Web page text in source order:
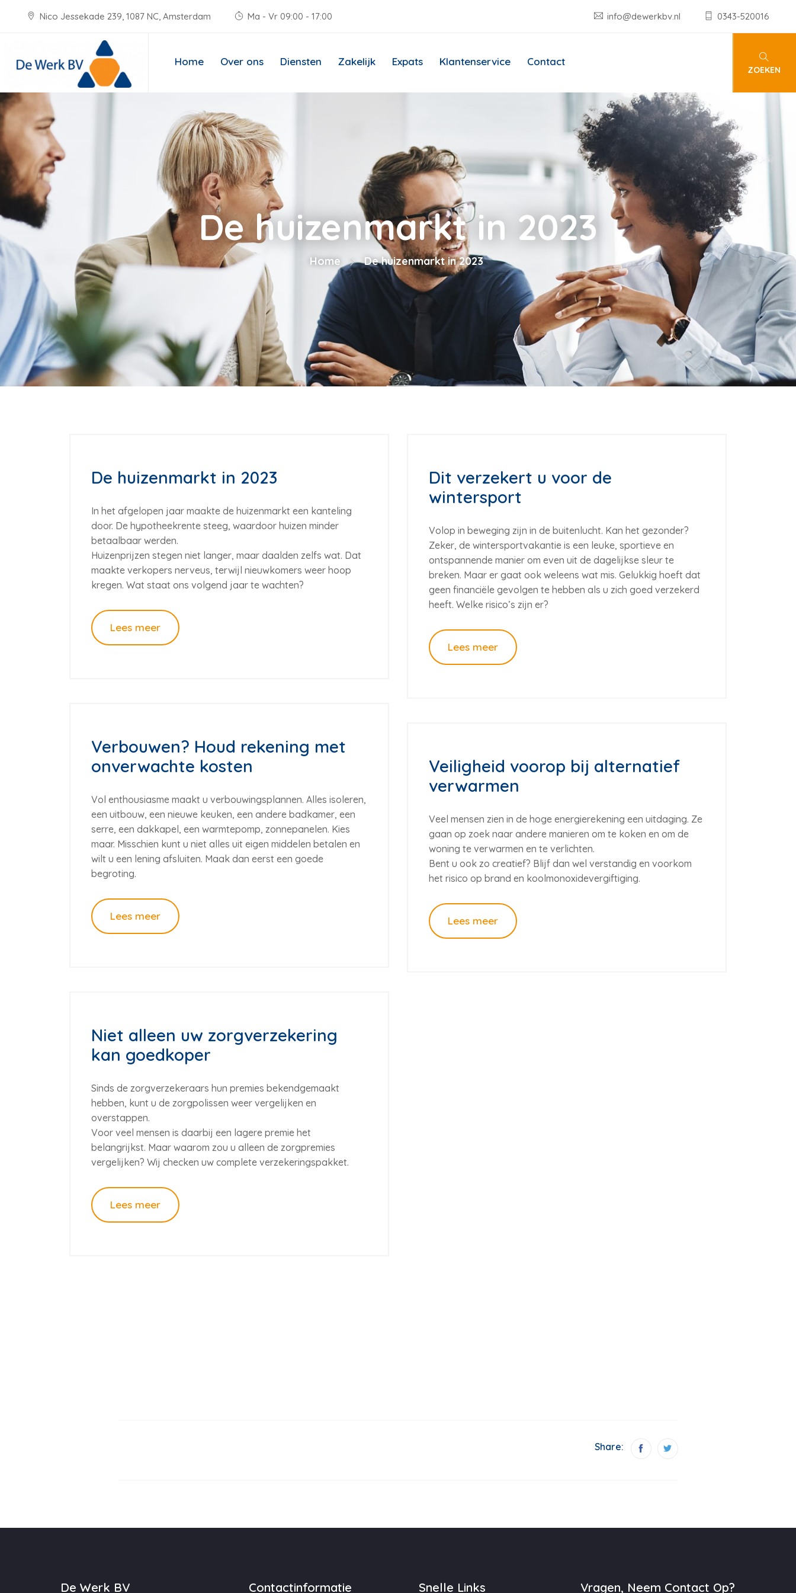
Nico Jessekade 239, 1087 NC, Amsterdam Ma - Vr 09:00 - 17:00 info@dewerkbv.nl 0343-520016
Home Over ons Diensten Zakelijk Expats Klantenservice Contact
ZOEKEN
De huizenmarkt in 2023
Home De huizenmarkt in 2023
De huizenmarkt in 2023
In het afgelopen jaar maakte de huizenmarkt een kanteling
door. De hypotheekrente steeg, waardoor huizen minder
betaalbaar werden.
Huizenprijzen stegen niet langer, maar daalden zelfs wat. Dat
maakte verkopers nerveus, terwijl nieuwkomers weer hoop
kregen. Wat staat ons volgend jaar te wachten?
Lees meer
Dit verzekert u voor de
wintersport
Volop in beweging zijn in de buitenlucht. Kan het gezonder?
Zeker, de wintersportvakantie is een leuke, sportieve en
ontspannende manier om even uit de dagelijkse sleur te
breken. Maar er gaat ook weleens wat mis. Gelukkig hoeft dat
geen financiële gevolgen te hebben als u zich goed verzekerd
heeft. Welke risico’s zijn er?
Lees meer
Verbouwen? Houd rekening met
onverwachte kosten
Vol enthousiasme maakt u verbouwingsplannen. Alles isoleren,
een uitbouw, een nieuwe keuken, een andere badkamer, een
serre, een dakkapel, een warmtepomp, zonnepanelen. Kies
maar. Misschien kunt u niet alles uit eigen middelen betalen en
wilt u een lening afsluiten. Maak dan eerst een goede
begroting.
Lees meer
Veiligheid voorop bij alternatief
verwarmen
Veel mensen zien in de hoge energierekening een uitdaging. Ze
gaan op zoek naar andere manieren om te koken en om de
woning te verwarmen en te verlichten.
Bent u ook zo creatief? Blijf dan wel verstandig en voorkom
het risico op brand en koolmonoxidevergiftiging.
Lees meer
Niet alleen uw zorgverzekering
kan goedkoper
Sinds de zorgverzekeraars hun premies bekendgemaakt
hebben, kunt u de zorgpolissen weer vergelijken en
overstappen.
Voor veel mensen is daarbij een lagere premie het
belangrijkst. Maar waarom zou u alleen de zorgpremies
vergelijken? Wij checken uw complete verzekeringspakket.
Lees meer
Share:
De Werk BV Contactinformatie Snelle Links Vragen, Neem Contact Op?